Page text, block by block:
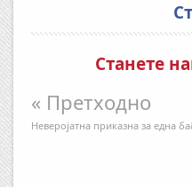
Станете
« Претходно
Неверојатна приказна за една